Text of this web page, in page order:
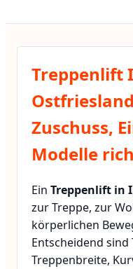
Treppenlift
Zuschuss,
Modelle
Ein Treppenlift in
zur Treppe, zur
körperlichen
Entscheidend
Treppenbreite,